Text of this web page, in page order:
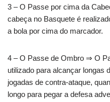
3 – O Passe por cima da
cabeça no Basquete é
a bola por cima do marcador.
4 – O Passe de Ombro ⇒ O
utilizado para alcançar longas
jogadas de contra-ataque,
longo para pegar a defesa